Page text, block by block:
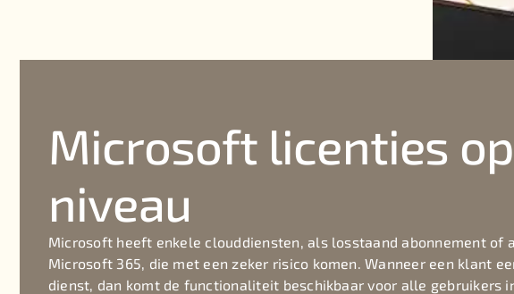
Microsoft licenties
niveau
Microsoft heeft enkele clouddiensten, als losstaand abonnement of
Microsoft 365, die met een zeker risico komen. Wanneer een klant
dienst, dan komt de functionaliteit beschikbaar voor alle gebruikers in